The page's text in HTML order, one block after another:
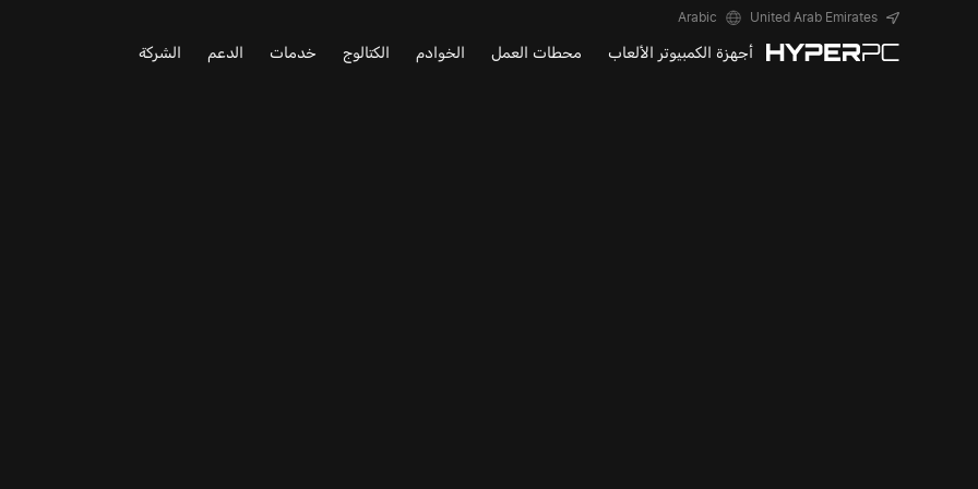
United Arab Emirates
Arabic
أجهزة الكمبيوتر الألعاب محطات العمل الخوادم الكتالوج خدمات الدعم الشركة